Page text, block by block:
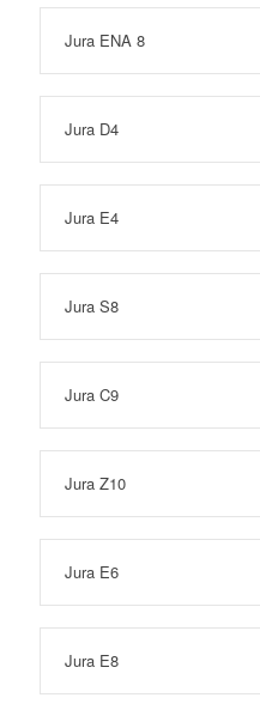
Jura ENA 8
Jura D4
Jura E4
Jura S8
Jura C9
Jura Z10
Jura E6
Jura E8